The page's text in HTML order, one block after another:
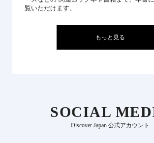
覧いただけます。
もっと見る
SOCIAL
Discover Japan 公式アカウント